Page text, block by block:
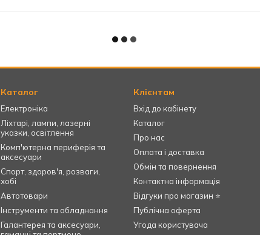
Каталог
Електроніка
Ліхтарі, лампи, лазерні
указки, освітлення
Комп'ютерна периферія та
аксесуари
Спорт, здоров'я, розваги,
хобі
Автотовари
Інструменти та обладнання
Галантерея та аксесуари,
Клієнтам
Вхід до кабінету
Каталог
Про нас
Оплата і доставка
Обмін та повернення
Контактна інформація
Відгуки про магазин ⭐
Публічна оферта
Угода користувача